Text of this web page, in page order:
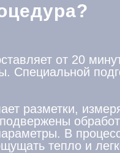
от 20
Специальной
разметки,
В
тепло и